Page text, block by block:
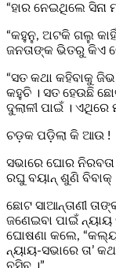
“ହାର ନେଇଥିଲେ ସିନା
“କହୁନୁ, ଅଟକି ଗଲୁ
ଜନତାଙ୍କ ଭିତରୁ କିଏ
“ସତ କଥା କହିବାକୁ
କହୁଚି । ସତ ହେଉଛି
ଦୁଲାଳୀ ପାଇଁ । ଏଥିରେ
ଚଡ଼କ ପଡ଼ିଲା କି ଆଉ !
ସଭାରେ ଘୋର
ରଘୁ ବୟାନ୍ ଶୁଣି ବିବାକ୍
ଛୋଟ ସାଆନ୍ତାଣୀ
ଜଣେଇବା ପାଇଁ ନ୍ୟାୟ
ଘୋଷଣା କଲେ,
ନ୍ୟାୟ-ସଭାରେ ତା’
ବସିବ ।”